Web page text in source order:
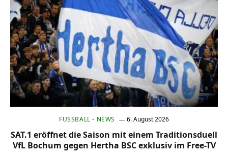
FUSSBALL - NEWS 6. August 2026
SAT.1 eröffnet die Saison mit einem Traditionsduell
VfL Bochum gegen Hertha BSC exklusiv im Free-TV